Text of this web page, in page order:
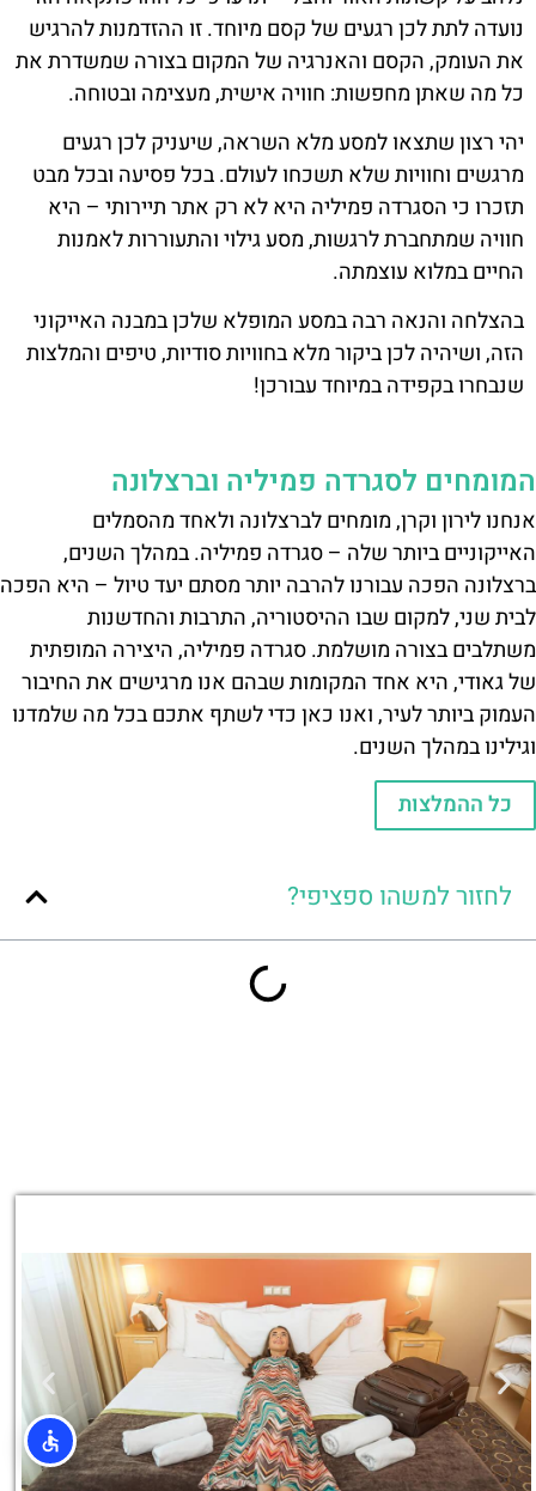
נועדה לתת לכן רגעים של קסם מיוחד. זו ההזדמנות להרגיש
את העומק, הקסם והאנרגיה של המקום בצורה שמשדרת את
כל מה שאתן מחפשות: חוויה אישית, מעצימה ובטוחה.
יהי רצון שתצאו למסע מלא השראה, שיעניק לכן רגעים
מרגשים וחוויות שלא תשכחו לעולם. בכל פסיעה ובכל מבט
תזכרו כי הסגרדה פמיליה היא לא רק אתר תיירותי – היא
חוויה שמתחברת לרגשות, מסע גילוי והתעוררות לאמנות
החיים במלוא עוצמתה.
בהצלחה והנאה רבה במסע המופלא שלכן במבנה האייקוני
הזה, ושיהיה לכן ביקור מלא בחוויות סודיות, טיפים והמלצות
שנבחרו בקפידה במיוחד עבורכן!
המומחים לסגרדה פמיליה וברצלונה
אנחנו לירון וקרן, מומחים לברצלונה ולאחד מהסמלים
האייקוניים ביותר שלה – סגרדה פמיליה. במהלך השנים,
ברצלונה הפכה עבורנו להרבה יותר מסתם יעד טיול – היא הפכה
לבית שני, למקום שבו ההיסטוריה, התרבות והחדשנות
משתלבים בצורה מושלמת. סגרדה פמיליה, היצירה המופתית
של גאודי, היא אחד המקומות שבהם אנו מרגישים את החיבור
העמוק ביותר לעיר, ואנו כאן כדי לשתף אתכם בכל מה שלמדנו
וגילינו במהלך השנים.
כל ההמלצות
לחזור למשהו ספציפי?